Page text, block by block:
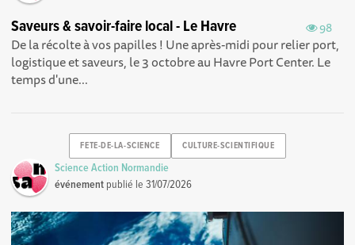
98
Saveurs & savoir-faire local - Le Havre
De la récolte à vos papilles ! Une après-midi pour relier port,
logistique et saveurs, le 3 octobre au Havre Port Center. Le
temps d'une...
FETE-DE-LA-SCIENCE CULTURE-SCIENTIFIQUE
Science Action Normandie
événement publié le31/07/2026